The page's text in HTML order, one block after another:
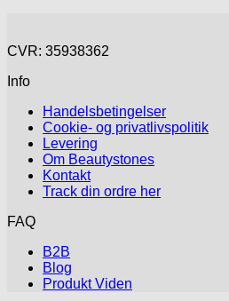
CVR: 35938362
Info
Handelsbetingelser
Cookie- og privatlivspolitik
Levering
Om Beautystones
Kontakt
Track din ordre her
FAQ
B2B
Blog
Produkt Viden